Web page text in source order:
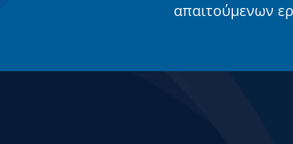
απαιτούμενων